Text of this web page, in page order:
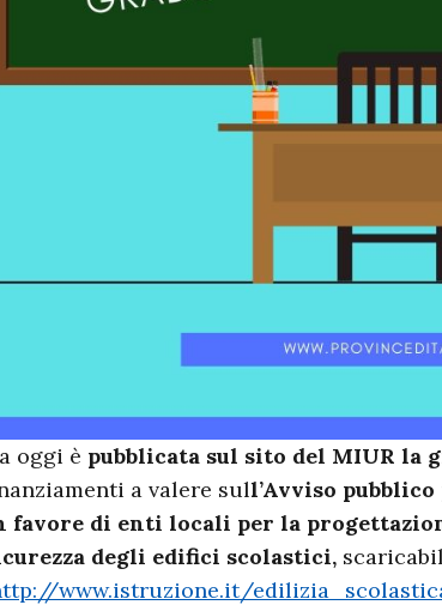
oggi è pubblicata sul sito del MIUR la
a valere sull’Avviso pubblico
favore di enti locali per la
degli edifici scolastici,
www.istruzione.it/